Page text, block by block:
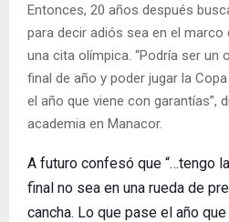
Entonces, 20 años después
para decir adiós sea en el marco
una cita olímpica. “Podría ser un
final de año y poder jugar la
el año que viene con garantías”,
academia en Manacor.
A futuro confesó que “…tengo
final no sea en una rueda de
cancha. Lo que pase el año